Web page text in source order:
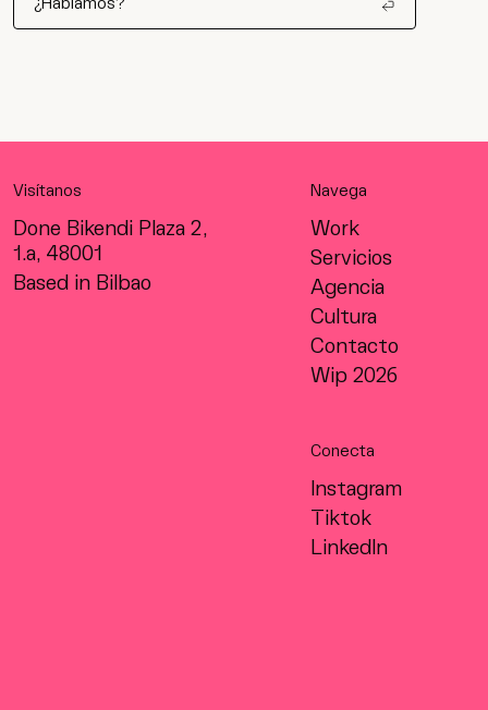
¿Hablamos?
Visítanos
Done Bikendi Plaza 2,
1.a, 48001
Based in Bilbao
Navega
Work
Servicios
Agencia
Cultura
Contacto
Wip 2026
Conecta
Instagram
Tiktok
LinkedIn